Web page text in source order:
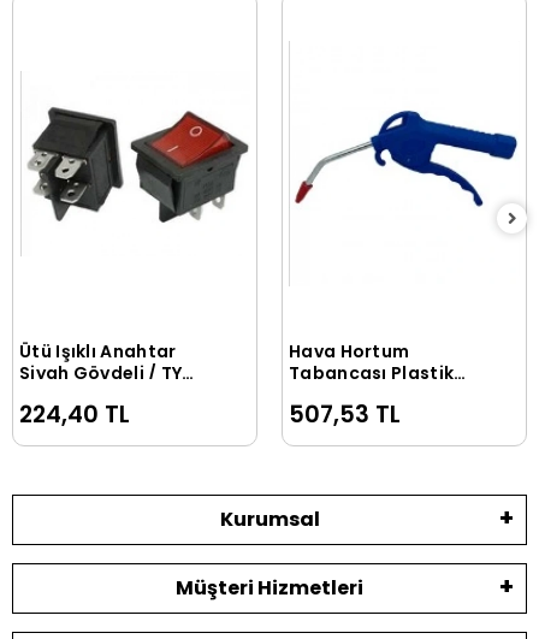
Sepete Ekle
Ütü Işıklı Anahtar
Siyah Gövdeli / TY
224,40 TL
Sepete Ekle
Hava Hortum
Tabancası Plastik
507,53 TL
Kurumsal
Müşteri Hizmetleri